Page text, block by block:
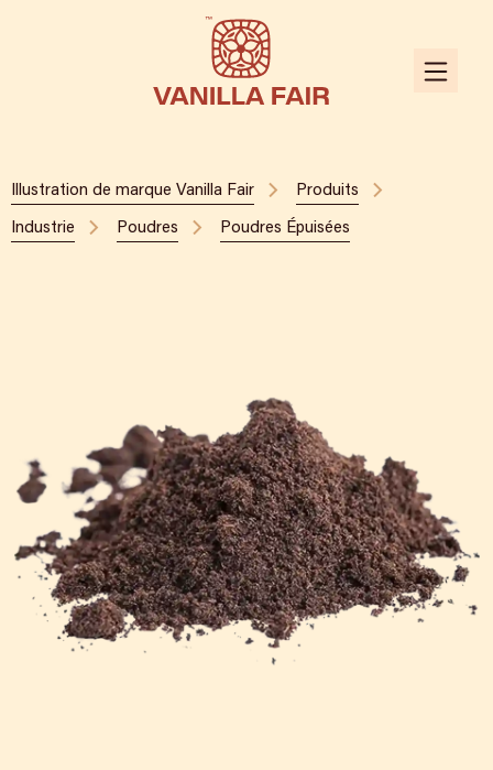
Illustration de marque Vanilla Fair Produits
Industrie Poudres Poudres Épuisées